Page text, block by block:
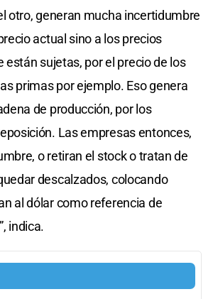
otro, generan mucha incertidumbre
actual sino a los precios
están sujetas, por el precio de los
primas por ejemplo. Eso genera
de producción, por los
Las empresas entonces,
o retiran el stock o tratan de
descalzados, colocando
al dólar como referencia de
indica.